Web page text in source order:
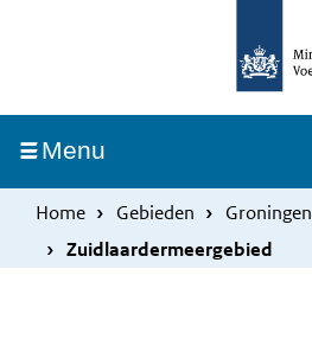
inhoud
gaan
MenuIngeklapt
Home Gebieden
Groningen
Zuidlaardermeergebied